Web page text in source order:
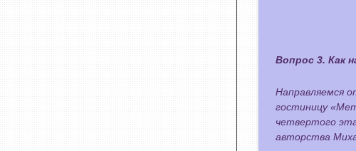
Вопрос 3. Как
Направляемся
гостиницу
четвертого
авторства